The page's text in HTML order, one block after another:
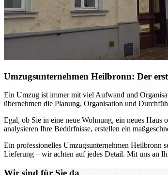
Umzugsunternehmen Heilbronn: Der
Ein Umzug ist immer mit viel Aufwand und
übernehmen die Planung, Organisation und
Egal, ob Sie in eine neue Wohnung, ein neues Haus
analysieren Ihre Bedürfnisse, erstellen ein
Ein professionelles Umzugsunternehmen Heilbronn
Lieferung – wir achten auf jedes Detail. Mit uns an
Wir sind für Sie da